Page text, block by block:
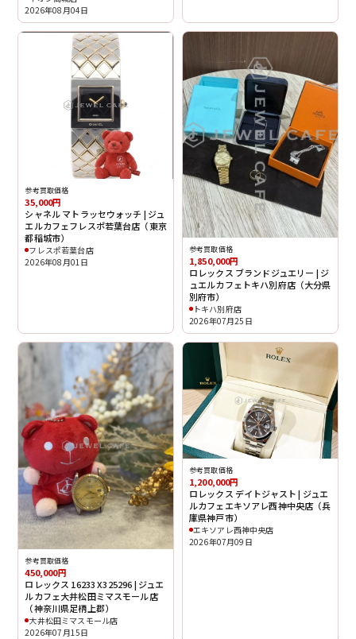
2026年08月04日
参考買取価格
35,000円
シャネル マトラッセウォッチ | ジュ
エルカフェフレスポ若葉台店（東京
都稲城市）
フレスポ若葉台店
2026年08月01日
参考買取価格
1,850,000円
ロレックス ブランドジュエリー | ジ
ュエルカフェトキハ別府店（大分県
別府市）
トキハ別府店
2026年07月25日
参考買取価格
450,000円
ロレックス 16233 X325296 | ジュエ
ルカフェ大井松田ミマスモール店
（神奈川県足柄上郡）
大井松田ミマスモール店
2026年07月15日
参考買取価格
1,200,000円
ロレックス デイトジャスト | ジュエ
ルカフェエキソアレ西神中央店（兵
庫県神戸市）
エキソアレ西神中央店
2026年07月09日